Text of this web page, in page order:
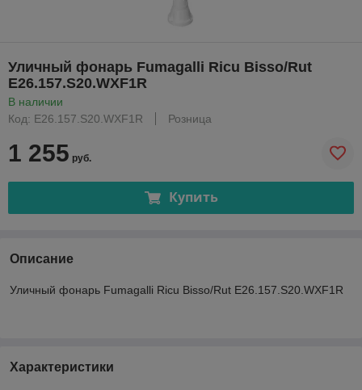
Уличный фонарь Fumagalli Ricu Bisso/Rut
E26.157.S20.WXF1R
В наличии
Код: E26.157.S20.WXF1R
Розница
1 255 руб.
Купить
Описание
Уличный фонарь Fumagalli Ricu Bisso/Rut E26.157.S20.WXF1R
Характеристики